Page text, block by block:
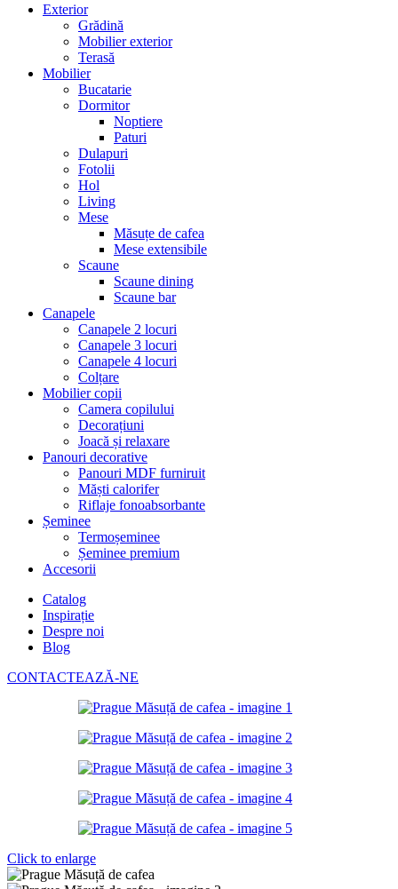
Exterior
Grădină
Mobilier exterior
Terasă
Mobilier
Bucatarie
Dormitor
Noptiere
Paturi
Dulapuri
Fotolii
Hol
Living
Mese
Măsuțe de cafea
Mese extensibile
Scaune
Scaune dining
Scaune bar
Canapele
Canapele 2 locuri
Canapele 3 locuri
Canapele 4 locuri
Colțare
Mobilier copii
Camera copilului
Decorațiuni
Joacă și relaxare
Panouri decorative
Panouri MDF furniruit
Măști calorifer
Riflaje fonoabsorbante
Șeminee
Termoșeminee
Șeminee premium
Accesorii
Catalog
Inspirație
Despre noi
Blog
CONTACTEAZĂ-NE
Click to enlarge